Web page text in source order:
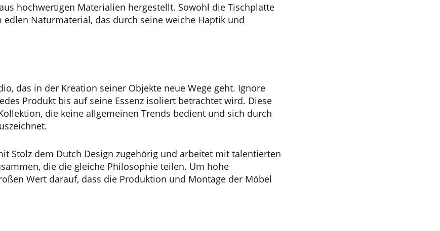
hochwertigen Materialien hergestellt. Sowohl die Tischplatte
Naturmaterial, das durch seine weiche Haptik und
das in der Kreation seiner Objekte neue Wege geht. Ignore
Produkt bis auf seine Essenz isoliert betrachtet wird. Diese
die keine allgemeinen Trends bedient und sich durch
Stolz dem Dutch Design zugehörig und arbeitet mit talentierten
die die gleiche Philosophie teilen. Um hohe
Wert darauf, dass die Produktion und Montage der Möbel